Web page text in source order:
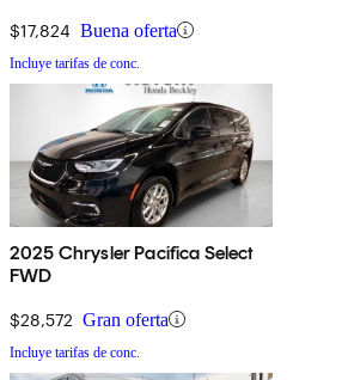
$17,824 Buena oferta
Incluye tarifas de conc.
2025 Chrysler Pacifica Select
FWD
$28,572 Gran oferta
Incluye tarifas de conc.